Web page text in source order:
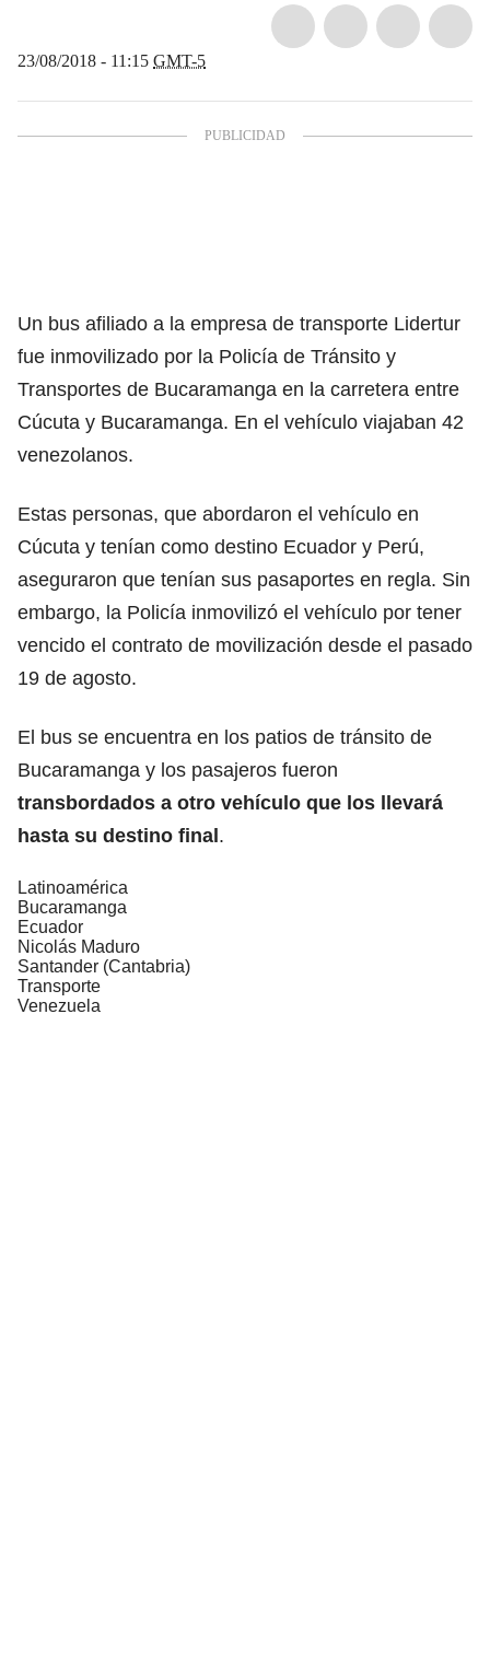
23/08/2018 - 11:15 GMT-5
Un bus afiliado a la empresa de transporte Lidertur
fue inmovilizado por la Policía de Tránsito y
Transportes de Bucaramanga en la carretera entre
Cúcuta y Bucaramanga. En el vehículo viajaban 42
venezolanos.
Estas personas, que abordaron el vehículo en
Cúcuta y tenían como destino Ecuador y Perú,
aseguraron que tenían sus pasaportes en regla. Sin
embargo, la Policía inmovilizó el vehículo por tener
vencido el contrato de movilización desde el pasado
19 de agosto.
El bus se encuentra en los patios de tránsito de
Bucaramanga y los pasajeros fueron
transbordados a otro vehículo que los llevará
hasta su destino final.
Latinoamérica
Bucaramanga
Ecuador
Nicolás Maduro
Santander (Cantabria)
Transporte
Venezuela